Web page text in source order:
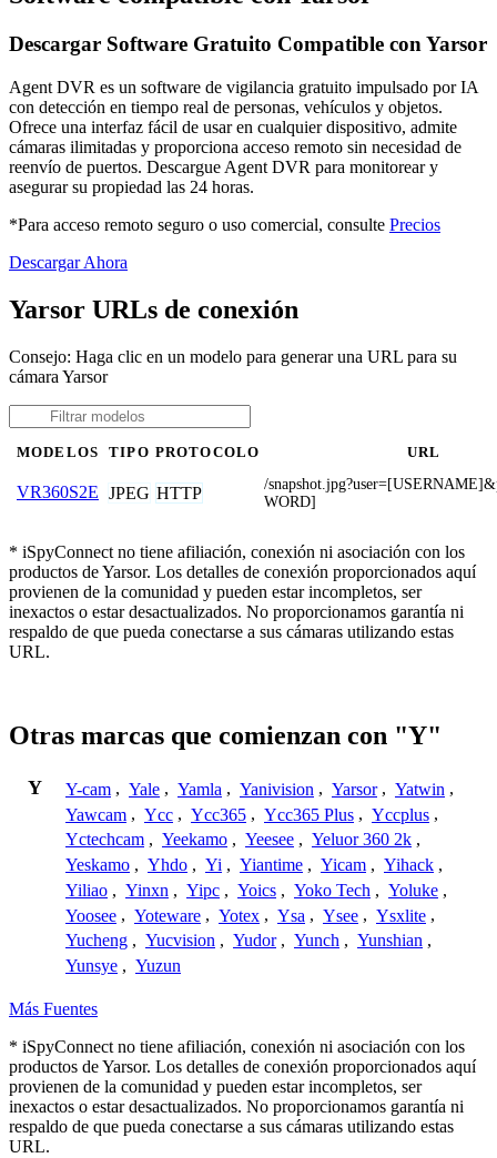
Descargar Software Gratuito Compatible con Yarsor
Agent DVR es un software de vigilancia gratuito impulsado por IA
con detección en tiempo real de personas, vehículos y objetos.
Ofrece una interfaz fácil de usar en cualquier dispositivo, admite
cámaras ilimitadas y proporciona acceso remoto sin necesidad de
reenvío de puertos. Descargue Agent DVR para monitorear y
asegurar su propiedad las 24 horas.
*Para acceso remoto seguro o uso comercial, consulte Precios
Descargar Ahora
Yarsor URLs de conexión
Consejo: Haga clic en un modelo para generar una URL para su
cámara Yarsor
MODELOS TIPO PROTOCOLO URL
VR360S2E JPEG HTTP
/
WORD]
* iSpyConnect no tiene afiliación, conexión ni asociación con los
productos de Yarsor. Los detalles de conexión proporcionados aquí
provienen de la comunidad y pueden estar incompletos, ser
inexactos o estar desactualizados. No proporcionamos garantía ni
respaldo de que pueda conectarse a sus cámaras utilizando estas
URL.
Otras marcas que comienzan con "Y"
Y Y-cam , Yale , Yamla , Yanivision , Yarsor , Yatwin ,
Yawcam , Ycc , Ycc365 , Ycc365 Plus , Yccplus ,
Yctechcam , Yeekamo , Yeesee , Yeluor 360 2k ,
Yeskamo , Yhdo , Yi , Yiantime , Yicam , Yihack ,
Yiliao , Yinxn , Yipc , Yoics , Yoko Tech , Yoluke ,
Yoosee , Yoteware , Yotex , Ysa , Ysee , Ysxlite ,
Yucheng , Yucvision , Yudor , Yunch , Yunshian ,
Yunsye , Yuzun
Más Fuentes
* iSpyConnect no tiene afiliación, conexión ni asociación con los
productos de Yarsor. Los detalles de conexión proporcionados aquí
provienen de la comunidad y pueden estar incompletos, ser
inexactos o estar desactualizados. No proporcionamos garantía ni
respaldo de que pueda conectarse a sus cámaras utilizando estas
URL.